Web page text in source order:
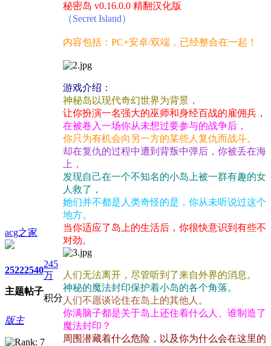
acg之家
2522
主题
2540
帖子
245
万
积分
版主
秘密岛 v0.16.0.0 精翻汉化版
（Secret Island）
内容包括：PC+安卓/双端，已经整合在一起！
游戏介绍：
神秘岛以现代奇幻世界为背景，
让你扮演一名强大的巫师和身经百战的雇佣兵，
在被卷入一场你从未想过要参与的战争后，
你只为有机会向另一方的某些人复仇而战斗。
却在复仇的过程中遭到背叛中弹后，你被丢在海
上，
发现自己在一个不知名的小岛上被一群有趣的女
人救了，
她们并不都是人类奇怪的是，你从未听说过这个
地方。
当你适应了岛上的生活后，你很快意识到有些不
对劲。
人们无法离开，尽管听到了来自外界的消息。
神秘的魔法封印保护着小岛的各个角落。
人们不愿谈论住在岛上的其他人。
你满脑子都是关于岛上还住着什么人、谁制造了
魔法封印？
周围潜藏着什么危险，以及你为什么会在这里的